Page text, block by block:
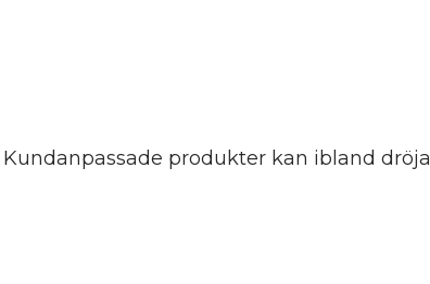
produkter kan ibland dröja